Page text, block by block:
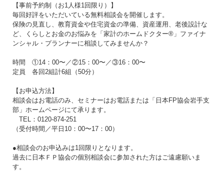
【事前予約制（お1人様1回限り）】
毎回好評をいただいている無料相談会を開催します。
保険の見直し、教育資金や住宅資金の準備、資産運用、老後設計な
ど、くらしとお金のお悩みを「家計のホームドクター®」ファイナ
ンシャル・プランナーに相談してみませんか？
時間 ①14：00〜／②15：00〜／③16：00〜
定員 各回2組計6組（50分）
【お申込方法】
相談会はお電話のみ、セミナーはお電話または「日本FP協会岩手支
部」ホームページにて承ります。
TEL：0120-874-251
（受付時間／平日10：00〜17：00）
●相談会のお申込みは1回限りとなります。
過去に日本ＦＰ協会の個別相談会に参加された方はご遠慮願いま
す。